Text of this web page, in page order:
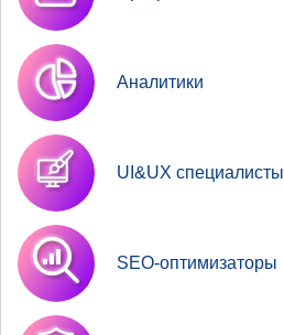
Аналитики
UI&UX специалисты
SEO-оптимизаторы